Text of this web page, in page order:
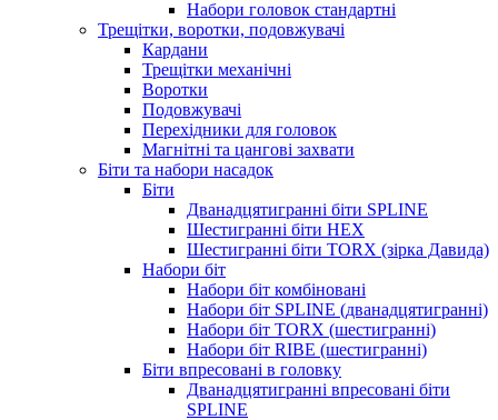
Набори головок стандартні
Трещітки, воротки, подовжувачі
Кардани
Трещітки механічні
Воротки
Подовжувачі
Перехідники для головок
Магнітні та цангові захвати
Біти та набори насадок
Біти
Дванадцятигранні біти SPLINE
Шестигранні біти HEX
Шестигранні біти TORX (зірка Давида)
Набори біт
Набори біт комбіновані
Набори біт SPLINE (дванадцятигранні)
Набори біт TORX (шестигранні)
Набори біт RIBE (шестигранні)
Біти впресовані в головку
Дванадцятигранні впресовані біти
SPLINE